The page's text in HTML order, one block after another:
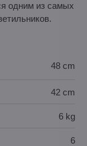
одним из самых
48 cm
42 cm
6 kg
6